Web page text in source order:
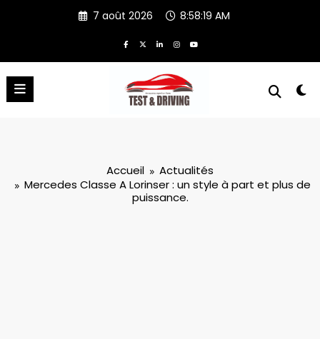
7 août 2026 8:58:20 AM
Accueil
Actualités
Mercedes Classe A Lorinser : un style à part et plus de
puissance.